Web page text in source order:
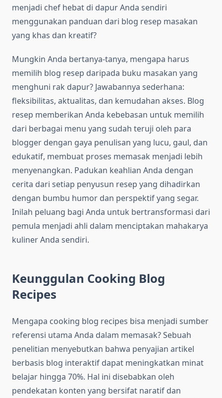
menjadi chef hebat di dapur Anda sendiri
menggunakan panduan dari blog resep masakan
yang khas dan kreatif?
Mungkin Anda bertanya-tanya, mengapa harus
memilih blog resep daripada buku masakan yang
menghuni rak dapur? Jawabannya sederhana:
fleksibilitas, aktualitas, dan kemudahan akses. Blog
resep memberikan Anda kebebasan untuk memilih
dari berbagai menu yang sudah teruji oleh para
blogger dengan gaya penulisan yang lucu, gaul, dan
edukatif, membuat proses memasak menjadi lebih
menyenangkan. Padukan keahlian Anda dengan
cerita dari setiap penyusun resep yang dihadirkan
dengan bumbu humor dan perspektif yang segar.
Inilah peluang bagi Anda untuk bertransformasi dari
pemula menjadi ahli dalam menciptakan mahakarya
kuliner Anda sendiri.
Keunggulan Cooking Blog
Recipes
Mengapa cooking blog recipes bisa menjadi sumber
referensi utama Anda dalam memasak? Sebuah
penelitian menyebutkan bahwa penyajian artikel
berbasis blog interaktif dapat meningkatkan minat
belajar hingga 70%. Hal ini disebabkan oleh
pendekatan konten yang bersifat naratif dan